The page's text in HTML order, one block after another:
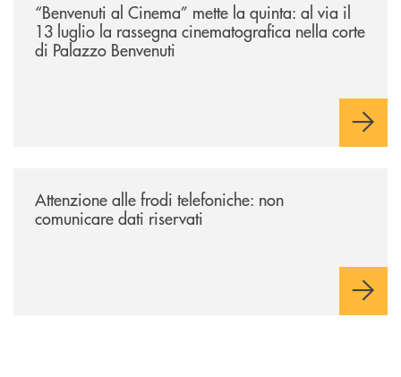
“Benvenuti al Cinema” mette la quinta: al via il
13 luglio la rassegna cinematografica nella corte
di Palazzo Benvenuti
Attenzione alle frodi telefoniche: non
comunicare dati riservati